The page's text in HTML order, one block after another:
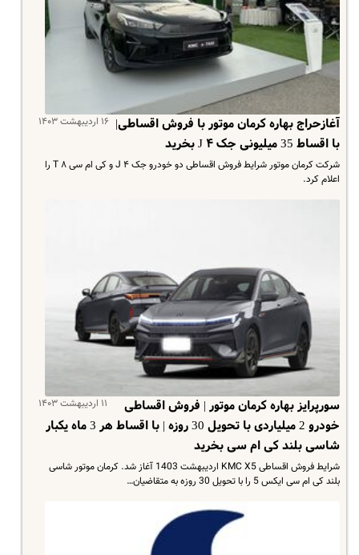
۱۶ اردیبهشت ۱۴۰۳ آغازحراج بهاره کرمان موتور با فروش اقساطی|
با اقساط 35 میلیونی جک J ۴ بخرید
شرکت کرمان موتور شرایط فروش اقساطی دو خودرو جک J ۴ و کی ام سی T ۸ را
اعلام کرد.
۱۱ اردیبهشت ۱۴۰۳
سورپرایز بهاره کرمان موتور | فروش اقساطی
خودرو 2 میلیاردی با تحویل 30 روزه | با اقساط هر 3 ماه یکبار
شاسی بلند کی ام سی بخرید
شرایط فروش اقساطی KMC X5 اردیبهشت 1403 آغاز شد. کرمان موتور شاسی
بلند کی ام سی ایکس 5 را با تحویل 30 روزه به متقاضیان…